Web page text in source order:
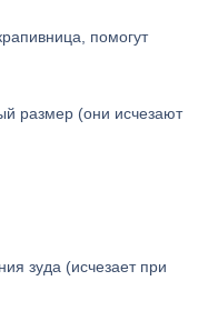
помогут
размер (они исчезают
зуда (исчезает при